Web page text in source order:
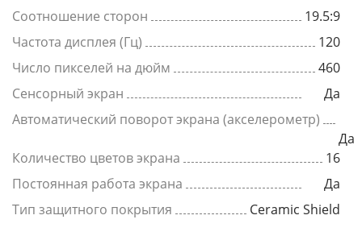
Соотношение сторон
19.5:9
Частота дисплея (Гц)
120
Число пикселей на дюйм
460
Сенсорный экран
Да
Автоматический поворот экрана (акселерометр)
Да
Количество цветов экрана
16
Постоянная работа экрана
Да
Тип защитного покрытия
Ceramic Shield